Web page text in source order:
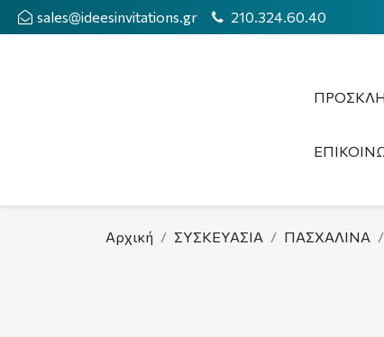
sales@ideesinvitations.gr 210.324.60.40
Αρχική ΣΥΣΚΕΥΑΣΙΑ ΠΑΣΧΑΛΙΝΑ